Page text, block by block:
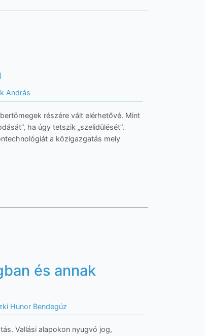
András
részére vált elérhetővé. Mint
ha úgy tetszik „szelidülését”.
a közigazgatás mely
és annak
Hunor Bendegúz
Vallási alapokon nyugvó jog,